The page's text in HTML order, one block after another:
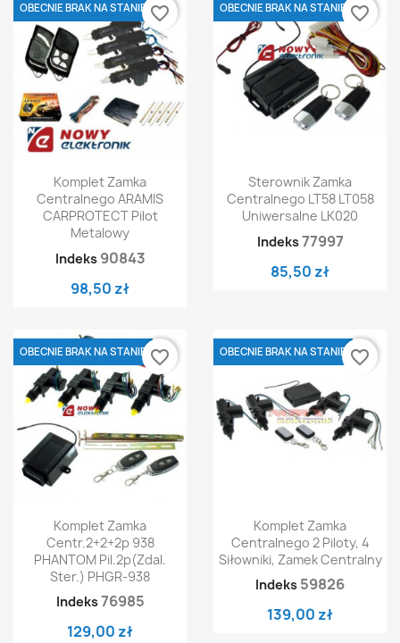
Komplet Zamka
Centralnego ARAMIS
CARPROTECT Pilot
Metalowy
Indeks 90843
98,50 zł
OBECNIE BRAK NA STANIE favorite_border
Sterownik Zamka
Centralnego LT58 LT058
Uniwersalne LK020
Indeks77997
85,50 zł
OBECNIE BRAK NA STANIE favorite_border
Komplet Zamka
Centr.2+2+2p 938
PHANTOM Pil.2p(zdal.
Ster.) PHGR-938
Indeks76985
129,00 zł
OBECNIE BRAK NA STANIE favorite_border
Komplet Zamka
Centralnego 2 Piloty, 4
Siłowniki, Zamek Centralny
Indeks 59826
139,00 zł
OBECNIE BRAK NA STANIE favorite_border